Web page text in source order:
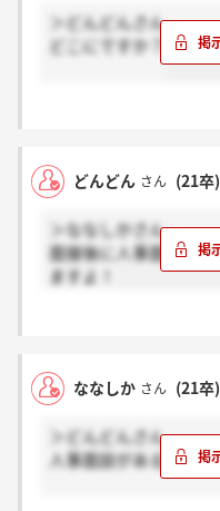
＞どんどんさん
どこにですか？
どんどん さん (21卒)
＞ななしかさん
面接後に人事面談を
ますよ！
ななしか さん (21卒)
＞どんどんさん
人事面談があるとい